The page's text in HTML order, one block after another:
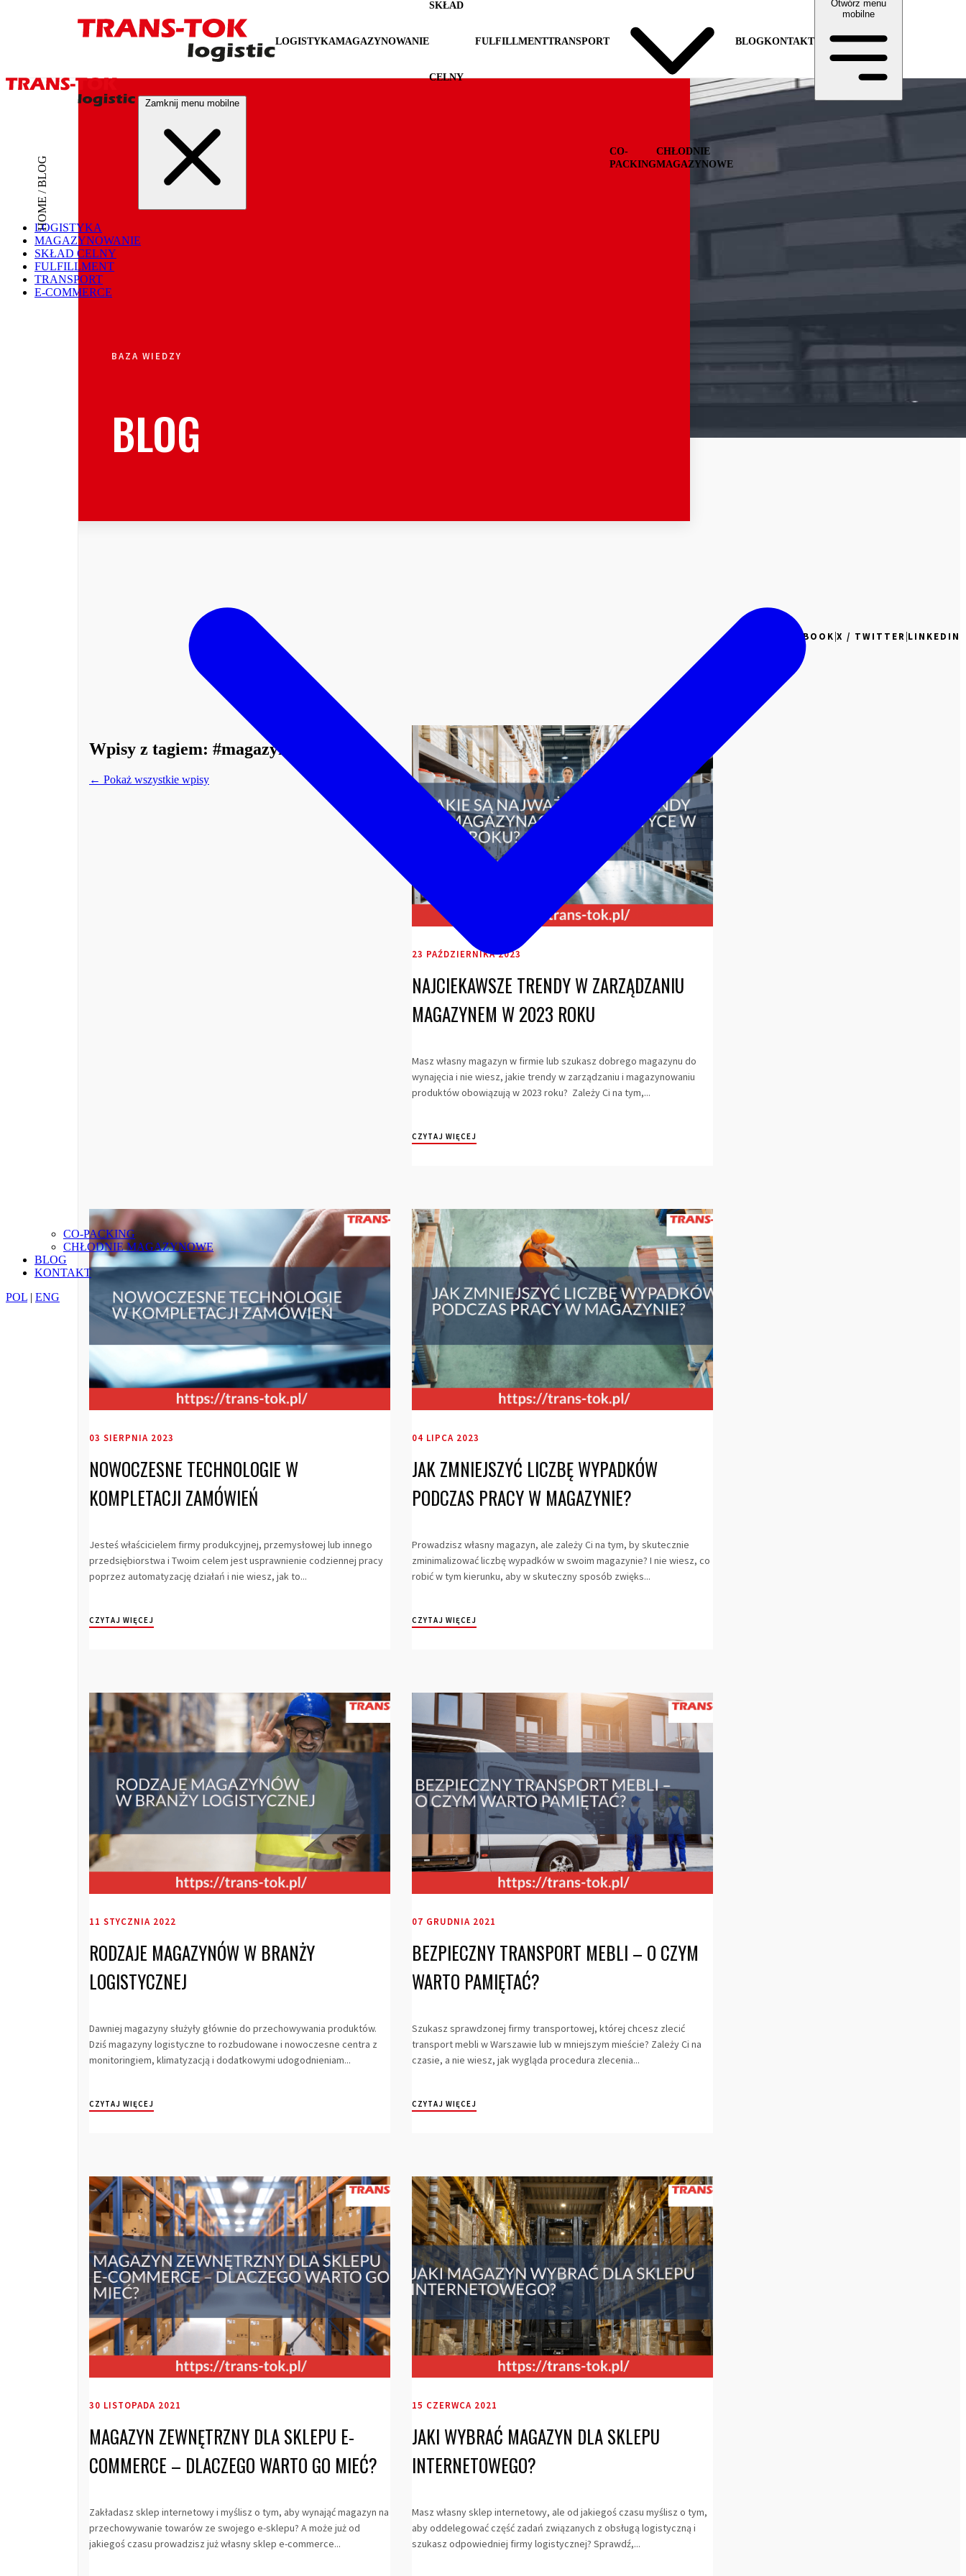
LOGISTYKAMAGAZYNOWANIE
SKŁAD
CELNY
FULFILLMENTTRANSPORT
CO-
PACKING
CHŁODNIE
MAGAZYNOWE
BLOGKONTAKT
Otwórz menu
mobilne
Zamknij menu mobilne
LOGISTYKA
MAGAZYNOWANIE
SKŁAD CELNY
FULFILLMENT
TRANSPORT
E-COMMERCE
CO-PACKING
CHŁODNIE MAGAZYNOWE
BLOG
KONTAKT
POL | ENG
HOME / BLOG
BAZA WIEDZY
BLOG
FACEBOOK|X / TWITTER|LINKEDIN
Wpisy z tagiem: #magazyn na wynajem
← Pokaż wszystkie wpisy
23 PAŹDZIERNIKA 2023
NAJCIEKAWSZE TRENDY W ZARZĄDZANIU
MAGAZYNEM W 2023 ROKU
Masz własny magazyn w firmie lub szukasz dobrego magazynu do
wynajęcia i nie wiesz, jakie trendy w zarządzaniu i magazynowaniu
produktów obowiązują w 2023 roku? Zależy Ci na tym,...
CZYTAJ WIĘCEJ
03 SIERPNIA 2023
NOWOCZESNE TECHNOLOGIE W
KOMPLETACJI ZAMÓWIEŃ
Jesteś właścicielem firmy produkcyjnej, przemysłowej lub innego
przedsiębiorstwa i Twoim celem jest usprawnienie codziennej pracy
poprzez automatyzację działań i nie wiesz, jak to...
CZYTAJ WIĘCEJ
04 LIPCA 2023
JAK ZMNIEJSZYĆ LICZBĘ WYPADKÓW
PODCZAS PRACY W MAGAZYNIE?
Prowadzisz własny magazyn, ale zależy Ci na tym, by skutecznie
zminimalizować liczbę wypadków w swoim magazynie? I nie wiesz, co
robić w tym kierunku, aby w skuteczny sposób zwięks...
CZYTAJ WIĘCEJ
11 STYCZNIA 2022
RODZAJE MAGAZYNÓW W BRANŻY
LOGISTYCZNEJ
Dawniej magazyny służyły głównie do przechowywania produktów.
Dziś magazyny logistyczne to rozbudowane i nowoczesne centra z
monitoringiem, klimatyzacją i dodatkowymi udogodnieniam...
CZYTAJ WIĘCEJ
07 GRUDNIA 2021
BEZPIECZNY TRANSPORT MEBLI – O CZYM
WARTO PAMIĘTAĆ?
Szukasz sprawdzonej firmy transportowej, której chcesz zlecić
transport mebli w Warszawie lub w mniejszym mieście? Zależy Ci na
czasie, a nie wiesz, jak wygląda procedura zlecenia...
CZYTAJ WIĘCEJ
30 LISTOPADA 2021
MAGAZYN ZEWNĘTRZNY DLA SKLEPU E-
COMMERCE – DLACZEGO WARTO GO MIEĆ?
Zakładasz sklep internetowy i myślisz o tym, aby wynająć magazyn na
przechowywanie towarów ze swojego e-sklepu? A może już od
jakiegoś czasu prowadzisz już własny sklep e-commerce...
15 CZERWCA 2021
JAKI WYBRAĆ MAGAZYN DLA SKLEPU
INTERNETOWEGO?
Masz własny sklep internetowy, ale od jakiegoś czasu myślisz o tym,
aby oddelegować część zadań związanych z obsługą logistyczną i
szukasz odpowiedniej firmy logistycznej? Sprawdź,...